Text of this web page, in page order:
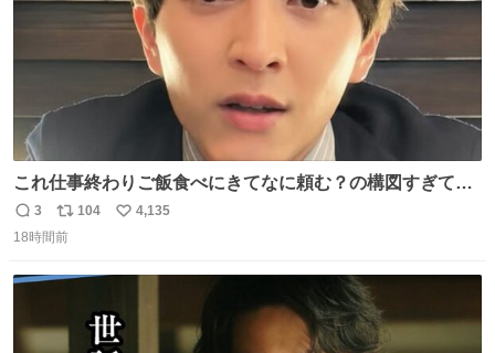
これ仕事終わりご飯食べにきてなに頼む？の構図すぎて…
😭
返
信
3
リ
ポ
104
い
4,135
18時間前